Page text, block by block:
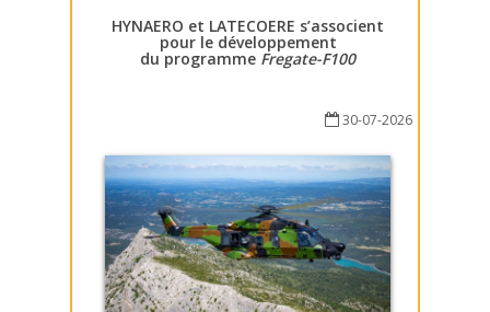
HYNAERO et LATECOERE s’associent
pour le développement
du programme Fregate-F100
30-07-2026